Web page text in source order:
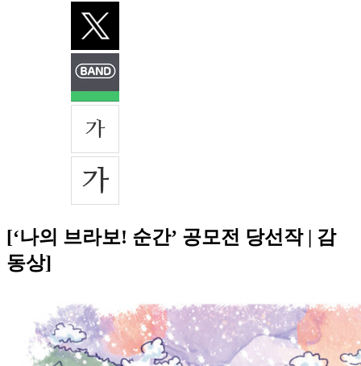
[‘나의 브라보! 순간’ 공모전 당선작 | 감
동상]